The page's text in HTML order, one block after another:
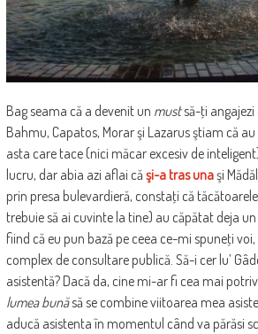
Bag seama că a devenit un mustsă-ţi angajezi
Bahmu, Capatos, Morar şi Lazarus ştiam că
asta care tace (nici măcar excesiv de
lucru, dar abia azi aflai că şi-a tras unaşi
prin presa bulevardieră, constaţi că
trebuie să ai cuvinte la tine) au căpătat deja
fiind că eu pun bază pe ceea ce-mi spuneţi
complex de consultare publică. Să-i cer lu’
asistentă? Dacă da, cine mi-ar fi cea mai
lumea bunăsă se combine viitoarea mea
aducă asistenta în momentul când va părăsi